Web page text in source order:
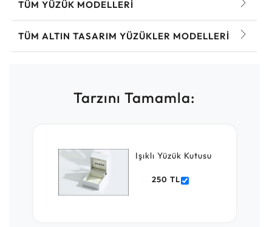
TÜM YÜZÜK MODELLERI
TÜM ALTIN TASARIM YÜZÜKLER MODELLERI
Tarzını Tamamla:
Işıklı Yüzük Kutusu
250 TL